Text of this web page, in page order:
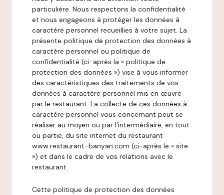
particulière. Nous respectons la confidentialité
et nous engageons à protéger les données à
caractère personnel recueillies à votre sujet. La
présente politique de protection des données à
caractère personnel ou politique de
confidentialité (ci-après la « politique de
protection des données ») vise à vous informer
des caractéristiques des traitements de vos
données à caractère personnel mis en œuvre
par le restaurant. La collecte de ces données à
caractère personnel vous concernant peut se
réaliser au moyen ou par l’intermédiaire, en tout
ou partie, du site internet du restaurant
www.restaurant-banyan.com (ci-après le « site
») et dans le cadre de vos relations avec le
restaurant.
Cette politique de protection des données